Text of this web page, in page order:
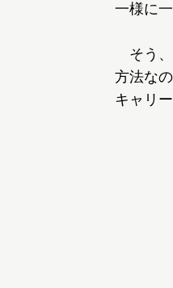
一様に
そう、
方法な
キャリ